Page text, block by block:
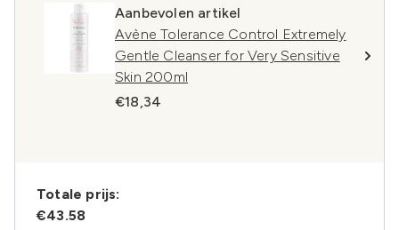
Aanbevolen artikel
Avène Tolerance Control Extremely
Gentle Cleanser for Very Sensitive
Skin 200ml
€18,34
Totale prijs:
€43.58